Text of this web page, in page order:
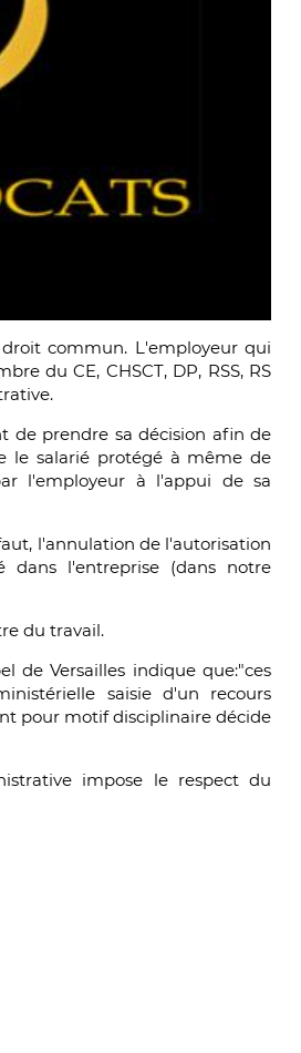
commun. L'employeur qui
du CE, CHSCT, DP, RSS, RS
de prendre sa décision afin de
le salarié protégé à même de
l'employeur à l'appui de sa
l'annulation de l'autorisation
l'entreprise (dans notre
du travail.
de Versailles indique que:"ces
saisie d'un recours
pour motif disciplinaire décide
impose le respect du